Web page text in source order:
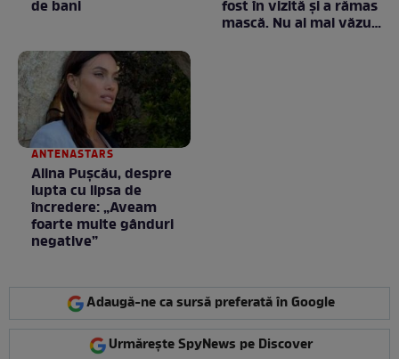
de bani fost în vizită și a rămas
mască. Nu ai mai văzut
ANTENASTARS
Alina Pușcău, despre
lupta cu lipsa de
încredere: „Aveam
foarte multe gânduri
negative”
Adaugă-ne ca sursă preferată în Google
Urmărește SpyNews pe Discover